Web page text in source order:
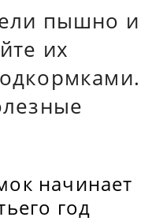
пышно и
их
начинает
год